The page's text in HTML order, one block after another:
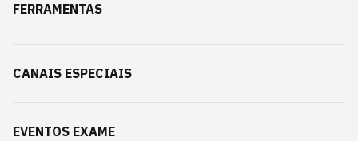
FERRAMENTAS
CANAIS ESPECIAIS
EVENTOS EXAME